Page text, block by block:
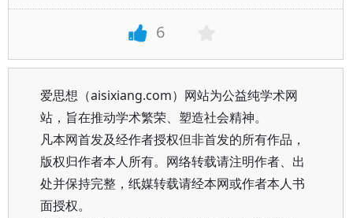
6
爱思想（aisixiang.com）网站为公益纯学术网
站，旨在推动学术繁荣、塑造社会精神。
凡本网首发及经作者授权但非首发的所有作品，
版权归作者本人所有。网络转载请注明作者、出
处并保持完整，纸媒转载请经本网或作者本人书
面授权。